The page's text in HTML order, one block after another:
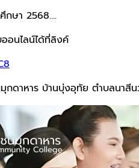
กษา 2568….
อนไลน์ได้ที่ลิงค์
ดาหาร บ้านบุ่งอุทัย ตำบลนาสี